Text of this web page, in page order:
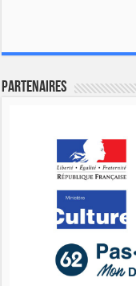
Partenaires